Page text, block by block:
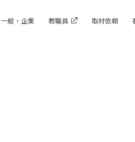
一般・企業 教職員 取材依頼